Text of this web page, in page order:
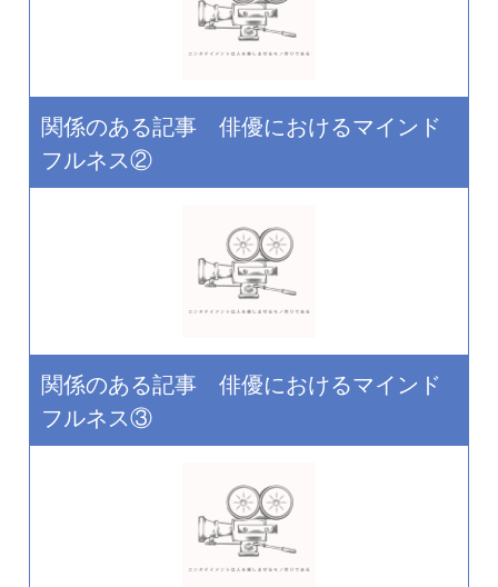
関係のある記事 俳優におけるマインド
フルネス②
関係のある記事 俳優におけるマインド
フルネス③